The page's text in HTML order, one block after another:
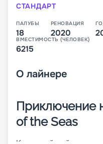
СТАНДАРТ
ПАЛУБЫ
18
РЕНОВАЦИЯ
2020
ВМЕСТИМОСТЬ (ЧЕЛОВЕК)
6215
О лайнере
Приключение
of the Seas